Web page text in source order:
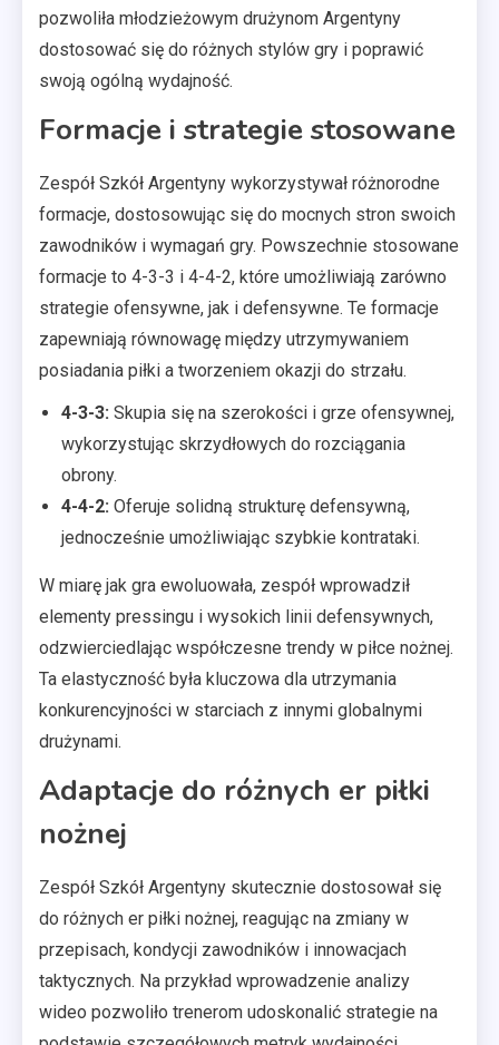
pozwoliła młodzieżowym drużynom Argentyny
dostosować się do różnych stylów gry i poprawić
swoją ogólną wydajność.
Formacje i strategie stosowane
Zespół Szkół Argentyny wykorzystywał różnorodne
formacje, dostosowując się do mocnych stron swoich
zawodników i wymagań gry. Powszechnie stosowane
formacje to 4-3-3 i 4-4-2, które umożliwiają zarówno
strategie ofensywne, jak i defensywne. Te formacje
zapewniają równowagę między utrzymywaniem
posiadania piłki a tworzeniem okazji do strzału.
4-3-3: Skupia się na szerokości i grze ofensywnej,
wykorzystując skrzydłowych do rozciągania
obrony.
4-4-2: Oferuje solidną strukturę defensywną,
jednocześnie umożliwiając szybkie kontrataki.
W miarę jak gra ewoluowała, zespół wprowadził
elementy pressingu i wysokich linii defensywnych,
odzwierciedlając współczesne trendy w piłce nożnej.
Ta elastyczność była kluczowa dla utrzymania
konkurencyjności w starciach z innymi globalnymi
drużynami.
Adaptacje do różnych er piłki
nożnej
Zespół Szkół Argentyny skutecznie dostosował się
do różnych er piłki nożnej, reagując na zmiany w
przepisach, kondycji zawodników i innowacjach
taktycznych. Na przykład wprowadzenie analizy
wideo pozwoliło trenerom udoskonalić strategie na